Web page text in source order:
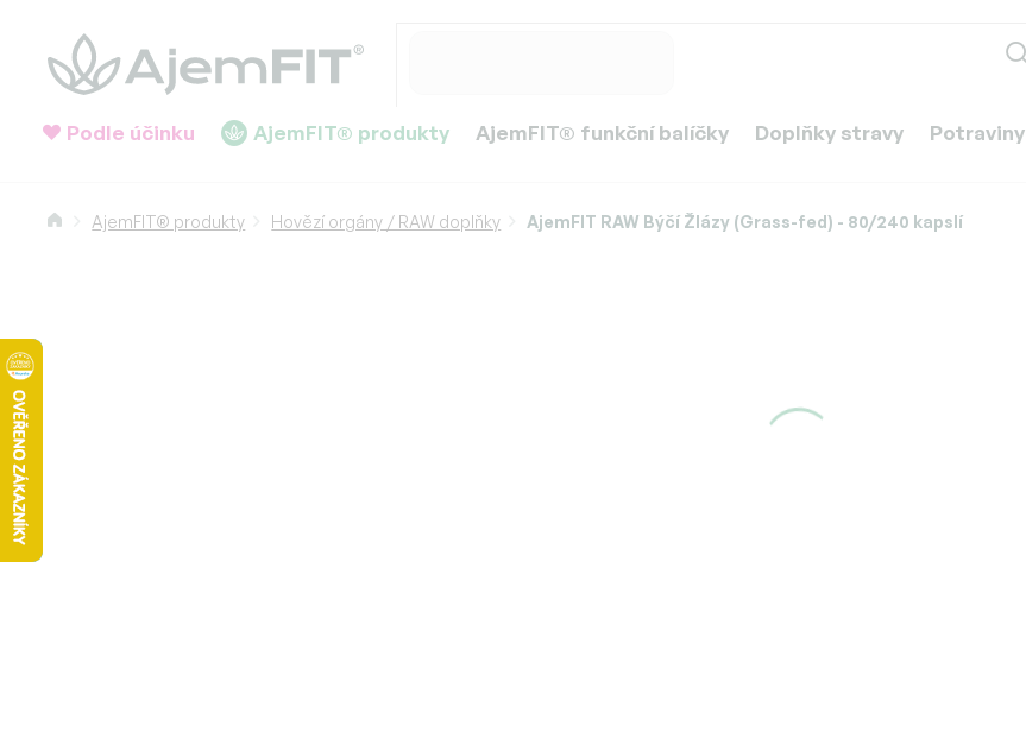
obsah
Podle účinku AjemFIT® produkty AjemFIT® funkční balíčky Doplňky stravy Potraviny
DomůAjemFIT® produkty Hovězí orgány / RAW doplňky AjemFIT RAW Býčí Žlázy (Grass-fed) - 80/240 kapslí